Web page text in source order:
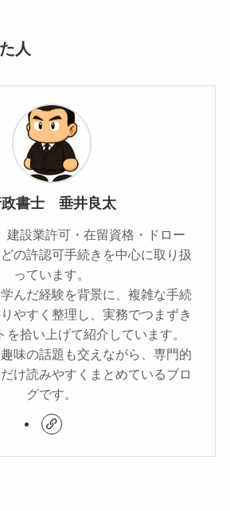
人
政書士 垂井良太
建設業許可・在留資格・ドロー
の許認可手続きを中心に取り扱
っています。
んだ経験を背景に、複雑な手続
やすく整理し、実務でつまずき
を拾い上げて紹介しています。
味の話題も交えながら、専門的
け読みやすくまとめているブロ
グです。